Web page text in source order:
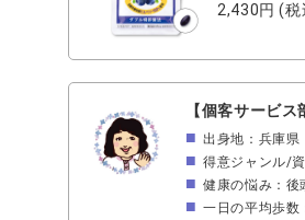
2,430円(税
【個客サービ
出身地：兵庫
得意ジャンル/
健康の悩み：後
一日の平均歩数